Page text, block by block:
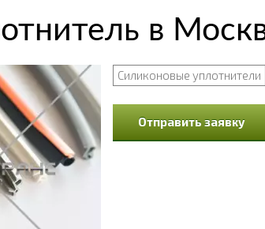
в
Силиконовые уплотнители
Отправить заявку